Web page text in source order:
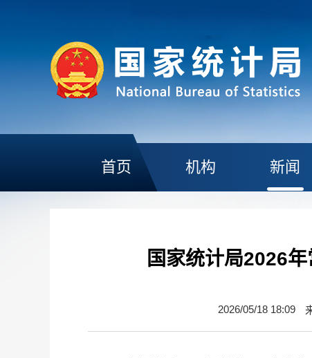
首页 机构 新闻
国家统计局2026
2026/05/18 18:09